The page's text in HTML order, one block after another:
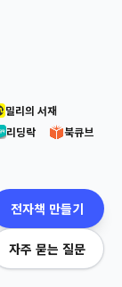
밀리의 서재
리딩락
북큐브
전자책 만들기
자주 묻는 질문